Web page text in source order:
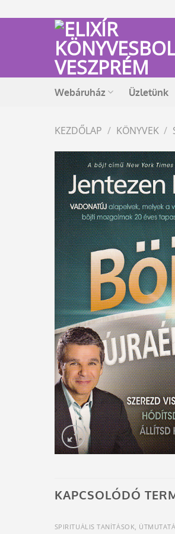
to
Webáruház Üzletünk
KEZDŐLAP / KÖNYVEK /
KAPCSOLÓDÓ
SPIRITUÁLIS TANÍTÁSOK,